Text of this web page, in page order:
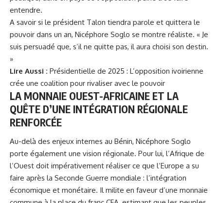
entendre.
A savoir si le président Talon tiendra parole et quittera le
pouvoir dans un an, Nicéphore Soglo se montre réaliste. « Je
suis persuadé que, s’il ne quitte pas, il aura choisi son destin.
»
Lire Aussi : Présidentielle de 2025 : L’opposition ivoirienne
crée une coalition pour rivaliser avec le pouvoir
LA MONNAIE OUEST-AFRICAINE ET LA
QUÊTE D’UNE INTÉGRATION RÉGIONALE
RENFORCÉE
Au-delà des enjeux internes au Bénin, Nicéphore Soglo
porte également une vision régionale. Pour lui, l’Afrique de
l’Ouest doit impérativement réaliser ce que l’Europe a su
faire après la Seconde Guerre mondiale : l’intégration
économique et monétaire. Il milite en faveur d’une monnaie